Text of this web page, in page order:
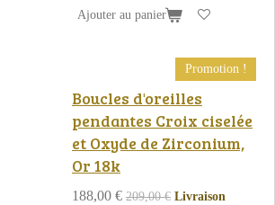
Ajouter au panier
Promotion !
Boucles d'oreilles
pendantes Croix ciselée
et Oxyde de Zirconium,
Or 18k
188,00 € 209,00 € Livraison